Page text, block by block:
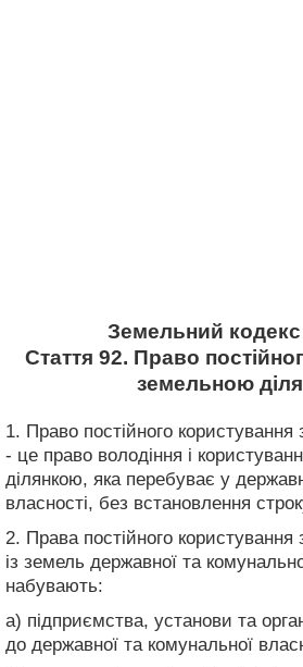
Земельний кодекс
Стаття 92. Право
земельною
1. Право постійного
- це право володіння і
ділянкою, яка перебуває у
власності, без встановлення
2. Права постійного
із земель державної та
набувають:
а) підприємства, установи та
до державної та комунальної